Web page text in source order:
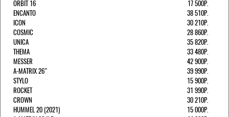
ORBIT 16
17 500Р.
ENCANTO
38 510Р.
ICON
30 210Р.
COSMIC
28 860Р.
UNICA
35 820Р.
THEMA
33 480Р.
MESSER
42 900Р.
A-MATRIX 26"
39 990Р.
STYLO
15 900Р.
ROCKET
31 990Р.
CROWN
30 210Р.
HUMMEL 20 (2021)
15 000Р.